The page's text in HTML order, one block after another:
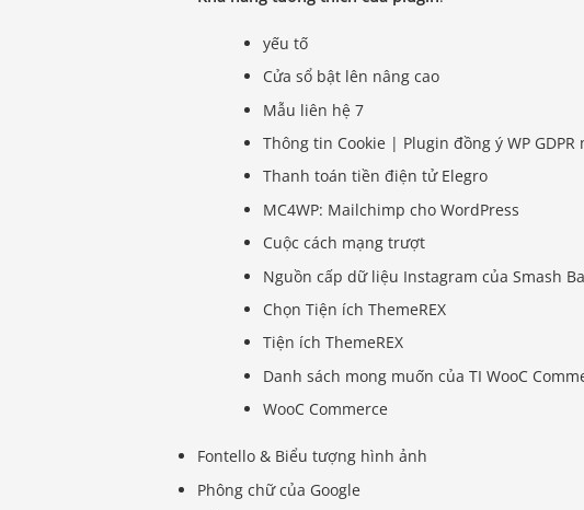
yếu tố
Cửa sổ bật lên nâng cao
Mẫu liên hệ 7
Thông tin Cookie | Plugin đồng ý WP
Thanh toán tiền điện tử Elegro
MC4WP: Mailchimp cho WordPress
Cuộc cách mạng trượt
Nguồn cấp dữ liệu Instagram của Smash
Chọn Tiện ích ThemeREX
Tiện ích ThemeREX
Danh sách mong muốn của TI WooC
WooC Commerce
Fontello & Biểu tượng hình ảnh
Phông chữ của Google